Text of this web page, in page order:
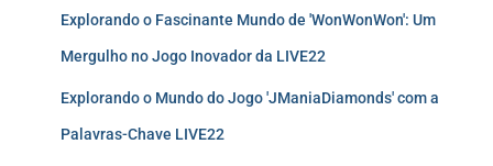
Explorando o Fascinante Mundo de 'WonWonWon': Um
Mergulho no Jogo Inovador da LIVE22
Explorando o Mundo do Jogo 'JManiaDiamonds' com a
Palavras-Chave LIVE22